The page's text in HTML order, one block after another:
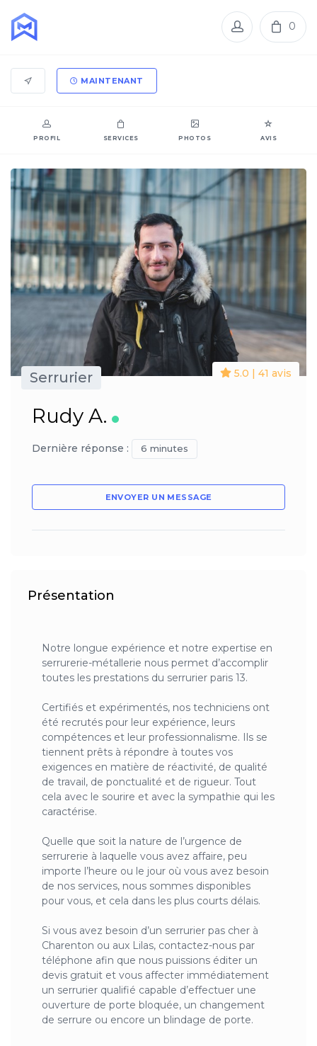
0
MAINTENANT
PROFIL SERVICES PHOTOS AVIS
5.0 | 41 avis
Serrurier
Rudy A.
Dernière réponse : 6 minutes
ENVOYER UN MESSAGE
Présentation
Notre longue expérience et notre expertise en
serrurerie-métallerie nous permet d’accomplir
toutes les prestations du serrurier paris 13.
Certifiés et expérimentés, nos techniciens ont
été recrutés pour leur expérience, leurs
compétences et leur professionnalisme. Ils se
tiennent prêts à répondre à toutes vos
exigences en matière de réactivité, de qualité
de travail, de ponctualité et de rigueur. Tout
cela avec le sourire et avec la sympathie qui les
caractérise.
Quelle que soit la nature de l’urgence de
serrurerie à laquelle vous avez affaire, peu
importe l’heure ou le jour où vous avez besoin
de nos services, nous sommes disponibles
pour vous, et cela dans les plus courts délais.
Si vous avez besoin d’un serrurier pas cher à
Charenton ou aux Lilas, contactez-nous par
téléphone afin que nous puissions éditer un
devis gratuit et vous affecter immédiatement
un serrurier qualifié capable d’effectuer une
ouverture de porte bloquée, un changement
de serrure ou encore un blindage de porte.